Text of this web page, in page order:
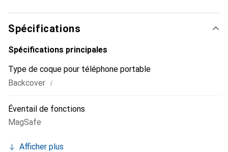
marque Noreve est un choix sûr pour une clientèle
exigeante.
Spécifications
Spécifications principales
Type de coque pour téléphone portable
Backcover i
Éventail de fonctions
MagSafe
Afficher plus